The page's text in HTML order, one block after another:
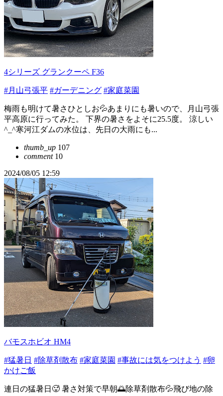
4シリーズ グランクーペ F36
#月山弓張平 #ガーデニング #家庭菜園
梅雨も明けて暑さひとしお💦あまりにも暑いので、月山弓張
平高原に行ってみた。 下界の暑さをよそに25.5度。 涼しい
^_^寒河江ダムの水位は、先日の大雨にも...
thumb_up 107
comment10
2024/08/05 12:59
バモスホビオ HM4
#猛暑日 #除草剤散布 #家庭菜園 #事故には気をつけよう #卵
かけご飯
連日の猛暑日🥵 暑さ対策で早朝🌅除草剤散布💦飛び地の除